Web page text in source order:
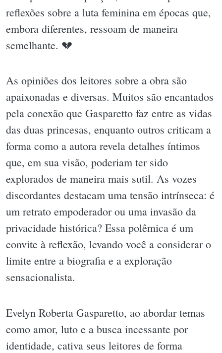
reflexões sobre a luta feminina em épocas que,
embora diferentes, ressoam de maneira
semelhante. 💔
As opiniões dos leitores sobre a obra são
apaixonadas e diversas. Muitos são encantados
pela conexão que Gasparetto faz entre as vidas
das duas princesas, enquanto outros criticam a
forma como a autora revela detalhes íntimos
que, em sua visão, poderiam ter sido
explorados de maneira mais sutil. As vozes
discordantes destacam uma tensão intrínseca: é
um retrato empoderador ou uma invasão da
privacidade histórica? Essa polêmica é um
convite à reflexão, levando você a considerar o
limite entre a biografia e a exploração
sensacionalista.
Evelyn Roberta Gasparetto, ao abordar temas
como amor, luto e a busca incessante por
identidade, cativa seus leitores de forma